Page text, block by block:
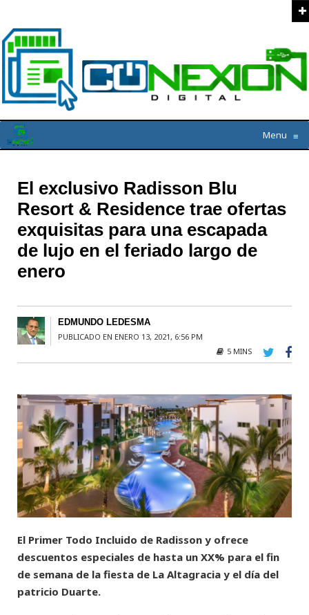
Menu ≡
El exclusivo Radisson Blu
Resort & Residence trae ofertas
exquisitas para una escapada
de lujo en el feriado largo de
enero
EDMUNDO LEDESMA
PUBLICADO EN ENERO 13, 2021, 6:56 PM
5 MINS
El Primer Todo Incluido de Radisson y ofrece
descuentos especiales de hasta un XX% para el fin
de semana de la fiesta de La Altagracia y el día del
patricio Duarte.